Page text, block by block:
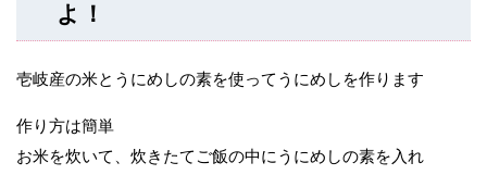
よ！
壱岐産の米とうにめしの素を使ってうにめしを作ります
作り方は簡単
お米を炊いて、炊きたてご飯の中にうにめしの素を入れ